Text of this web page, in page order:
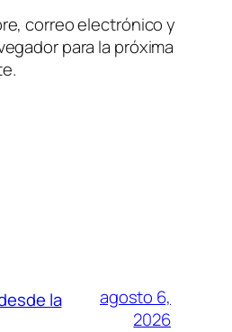
correo electrónico y
para la próxima
la
agosto 6,
2026